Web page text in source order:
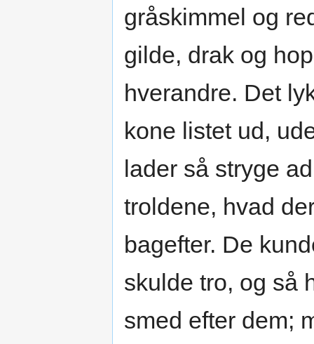
gråskimmel og
gilde, drak og
hverandre. Det
kone listet ud,
lader så stryge
troldene, hvad
bagefter. De
skulde tro, og så
smed efter dem;